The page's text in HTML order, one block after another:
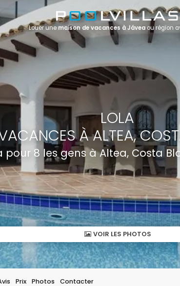
LOLA
À ALTEA,
pour 8 les gens à Altea, Costa
VOIR LES PHOTOS
Prix Photos Contacter
Louer unemaison de vacances à Jáveaou région